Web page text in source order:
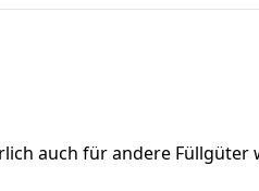
auch für andere